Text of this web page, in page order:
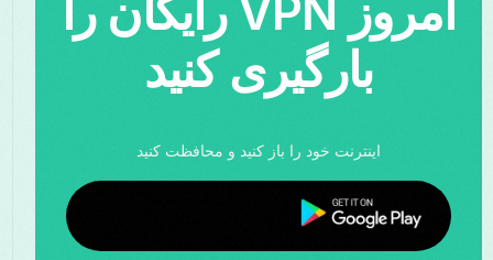
امروز VPN رایگان را
بارگیری کنید
اینترنت خود را باز کنید و محافظت کنید